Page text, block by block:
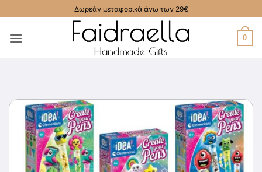
στο
περιεχόμενο
Δωρεάν μεταφορικά άνω των 29€
0